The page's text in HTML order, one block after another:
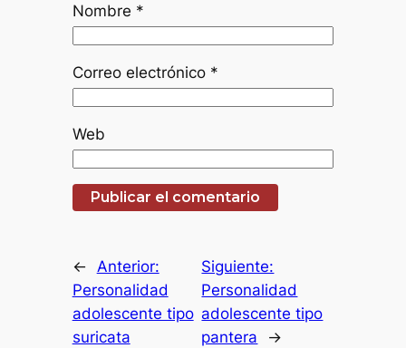
Nombre *
Correo electrónico *
Web
← Anterior:
Personalidad
adolescente tipo
suricata
Siguiente:
Personalidad
adolescente tipo
pantera
→